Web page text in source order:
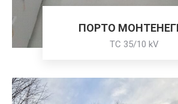
ПОРТО
TC 35/10 kV